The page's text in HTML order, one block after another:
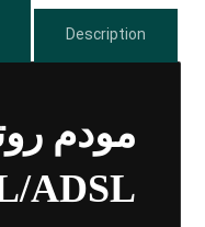
Description
مودم